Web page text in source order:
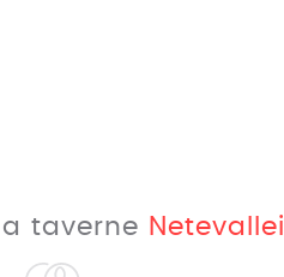
taverne Netevallei